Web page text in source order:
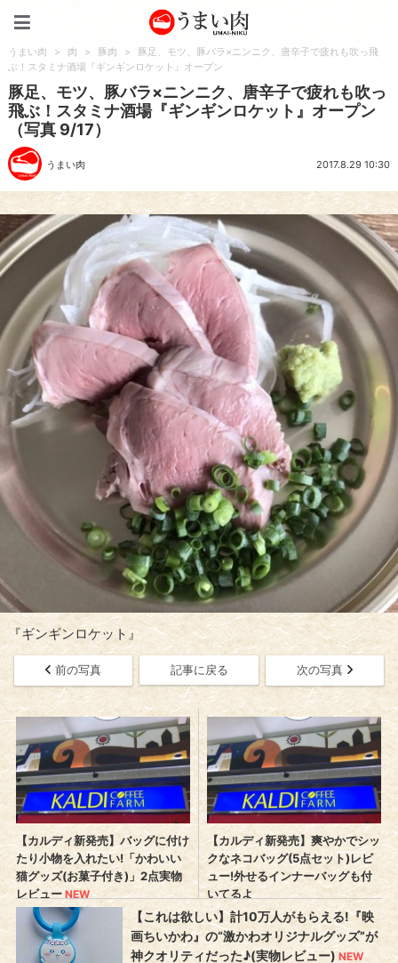
うまい肉 > 肉 > 豚肉 >
豚足、モツ、豚バラ×ニンニク、唐辛子で疲れも吹っ飛
ぶ！スタミナ酒場『ギンギンロケット』オープン
豚足、モツ、豚バラ×ニンニク、唐辛子で疲れも吹っ
飛ぶ！スタミナ酒場『ギンギンロケット』オープン
（写真 9/17）
うまい肉 2017.8.29 10:30
『ギンギンロケット』
前の写真 記事に戻る 次の写真